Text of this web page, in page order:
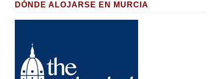
DÓNDE ALOJARSE EN MURCIA